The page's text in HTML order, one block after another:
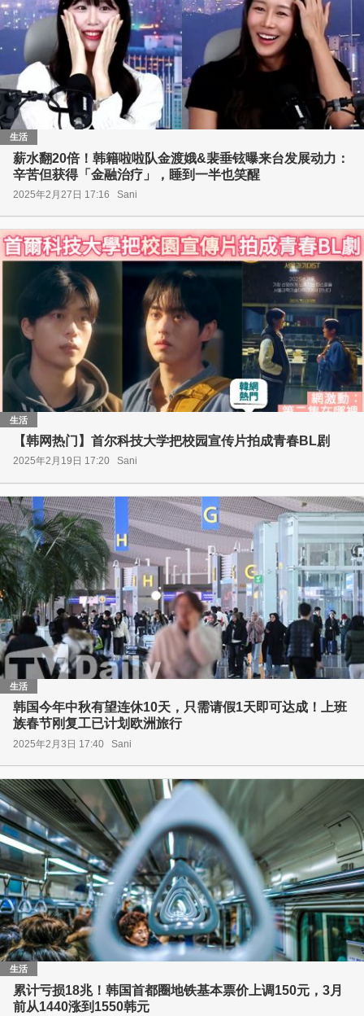
生活
薪水翻20倍！韩籍啦啦队金渡娥&裴垂铉曝来台发展动力：
辛苦但获得「金融治疗」，睡到一半也笑醒
2025年2月27日 17:16 Sani
生活
【韩网热门】首尔科技大学把校园宣传片拍成青春BL剧
2025年2月19日 17:20 Sani
生活
韩国今年中秋有望连休10天，只需请假1天即可达成！上班
族春节刚复工已计划欧洲旅行
2025年2月3日 17:40 Sani
生活
累计亏损18兆！韩国首都圈地铁基本票价上调150元，3月
前从1440涨到1550韩元